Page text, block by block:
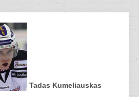
Tadas Kumeliauskas